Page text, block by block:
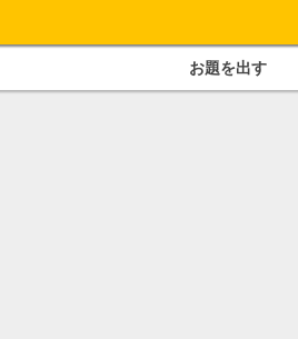
お題を出す